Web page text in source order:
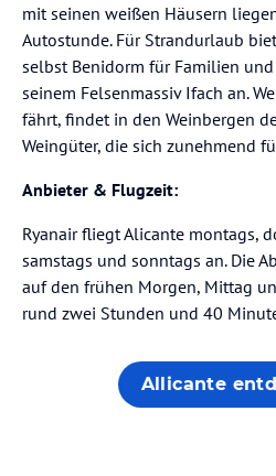
mit seinen weißen Häusern
Autostunde. Für Strandurlaub
selbst Benidorm für Familien
seinem Felsenmassiv Ifach an.
fährt, findet in den Weinbergen
Weingüter, die sich zunehmend
Anbieter & Flugzeit:
Ryanair fliegt Alicante montags,
samstags und sonntags an. Die
auf den frühen Morgen, Mittag
rund zwei Stunden und 40
Allicante